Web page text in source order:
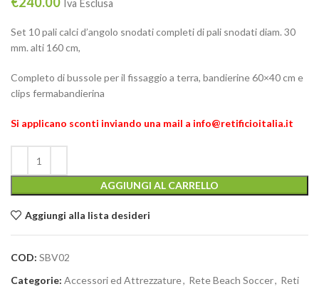
Iva Esclusa
Set 10 pali calci d’angolo snodati completi di pali snodati diam. 30
mm. alti 160 cm,
Completo di bussole per il fissaggio a terra, bandierine 60×40 cm e
clips fermabandierina
Si applicano sconti inviando una mail a info@retificioitalia.it
AGGIUNGI AL CARRELLO
Aggiungi alla lista desideri
COD: SBV02
Categorie: Accessori ed Attrezzature, Rete Beach Soccer, Reti